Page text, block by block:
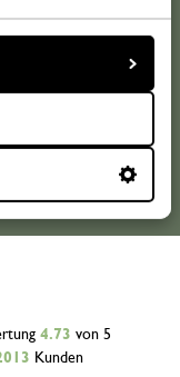
4.73 von 5
Kunden